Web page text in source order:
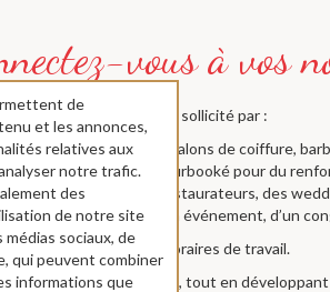
de
et les annonces,
relatives aux
notre trafic.
des
de notre site
sociaux, de
qui peuvent combiner
informations que
préparez-vous à être sollicité par :
instituts de beauté, salons de coiffure,
au planning surbooké pour du
conciergeries, des restaurateurs, des
récurrents, ou lors d’un événement, d’un
tarifs, définissez vos horaires de travail.
votre indépendance, tout en